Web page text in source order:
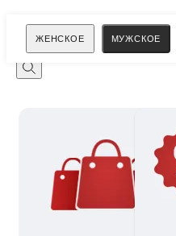
ЖЕНСКОЕ МУЖСКОЕ
Поиск